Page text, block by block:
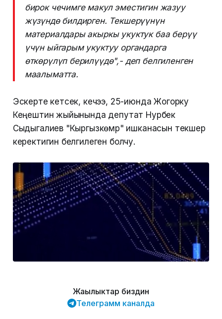
бирок чечимге макул эместигин жазуу
жүзүндө билдирген. Текшерүүнүн
материалдары акыркы укуктук баа берүү
үчүн ыйгарым укуктуу органдарга
өткөрүлүп берилүүдө",- деп белгиленген
маалыматта.
Эскерте кетсек, кечээ, 25-июнда Жогорку
Кеңештин жыйынында депутат Нурбек
Сыдыгалиев "Кыргызкөмүр" ишканасын текшерүү
керектигин белгилеген болчу.
Жаңылыктар биздин
Телеграмм каналда